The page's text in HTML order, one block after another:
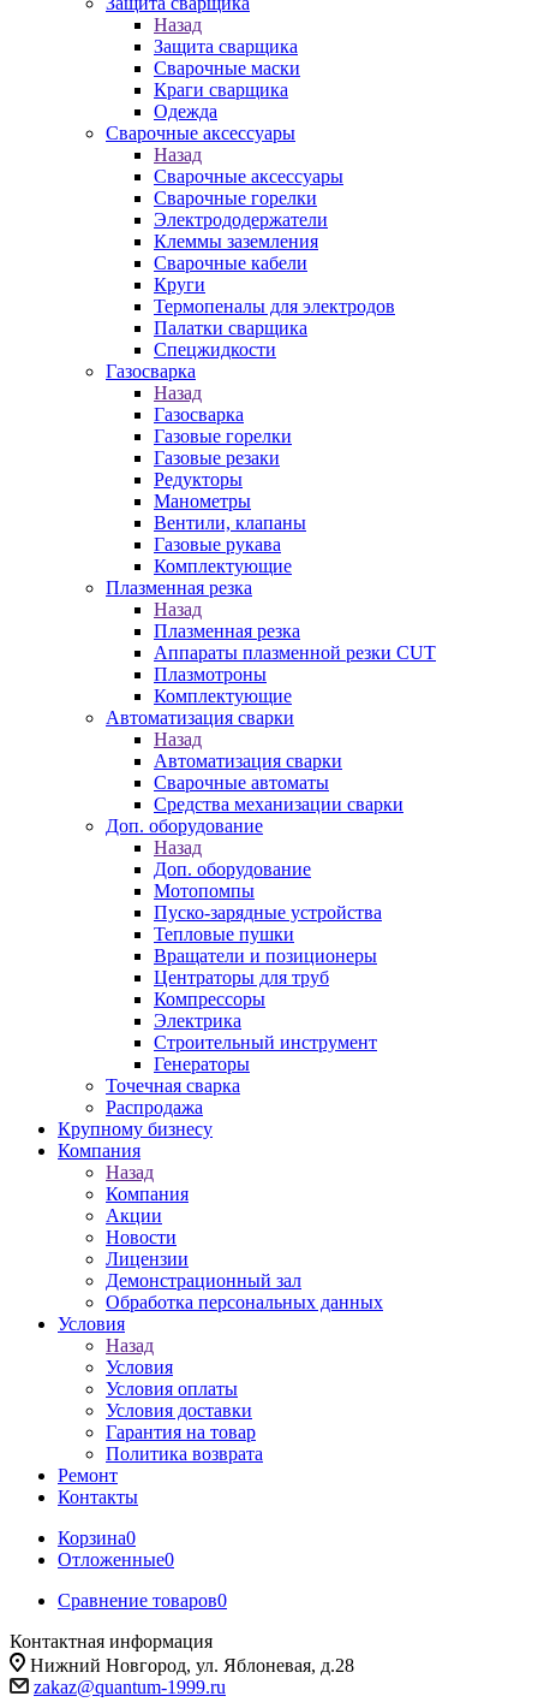
Назад
Защита сварщика
Сварочные маски
Краги сварщика
Одежда
Сварочные аксессуары
Назад
Сварочные аксессуары
Сварочные горелки
Электрододержатели
Клеммы заземления
Сварочные кабели
Круги
Термопеналы для электродов
Палатки сварщика
Спецжидкости
Газосварка
Назад
Газосварка
Газовые горелки
Газовые резаки
Редукторы
Манометры
Вентили, клапаны
Газовые рукава
Комплектующие
Плазменная резка
Назад
Плазменная резка
Аппараты плазменной резки CUT
Плазмотроны
Комплектующие
Автоматизация сварки
Назад
Автоматизация сварки
Сварочные автоматы
Средства механизации сварки
Доп. оборудование
Назад
Доп. оборудование
Мотопомпы
Пуско-зарядные устройства
Тепловые пушки
Вращатели и позиционеры
Центраторы для труб
Компрессоры
Электрика
Строительный инструмент
Генераторы
Точечная сварка
Распродажа
Крупному бизнесу
Компания
Назад
Компания
Акции
Новости
Лицензии
Демонстрационный зал
Обработка персональных данных
Условия
Назад
Условия
Условия оплаты
Условия доставки
Гарантия на товар
Политика возврата
Ремонт
Контакты
Корзина0
Отложенные0
Сравнение товаров0
Контактная информация
Нижний Новгород, ул. Яблоневая, д.28
zakaz@quantum-1999.ru